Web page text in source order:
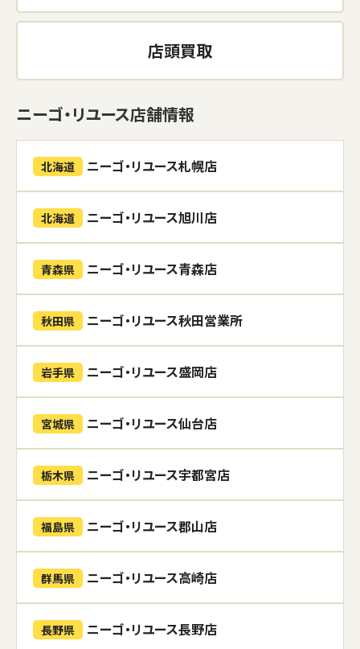
店頭買取
ニーゴ・リユース店舗情報
北海道 ニーゴ・リユース札幌店
北海道 ニーゴ・リユース旭川店
青森県 ニーゴ・リユース青森店
秋田県 ニーゴ・リユース秋田営業所
岩手県 ニーゴ・リユース盛岡店
宮城県 ニーゴ・リユース仙台店
栃木県 ニーゴ・リユース宇都宮店
福島県 ニーゴ・リユース郡山店
群馬県 ニーゴ・リユース高崎店
長野県 ニーゴ・リユース長野店